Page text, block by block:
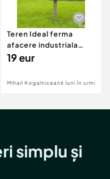
Teren Ideal ferma
afacere industriala
deschidere 71 ml la
19 eur
Mihail Kogalniceanu6 luni în urmă
simplu și